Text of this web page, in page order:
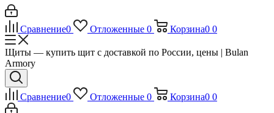
Сравнение0 Отложенные 0 Корзина0 0
Щиты — купить щит с доставкой по России, цены | Bulan
Armory
Сравнение0 Отложенные 0 Корзина0 0